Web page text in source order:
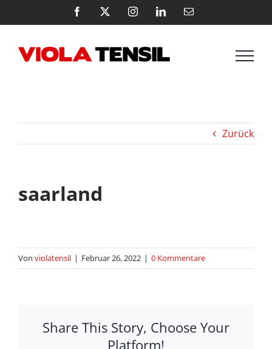
Inhalt
Facebook InstagramLinkedInE-
Zurück
saarland
Von violatensil | Februar 26, 2022 | 0 Kommentare
Share This Story, Choose Your
Platform!